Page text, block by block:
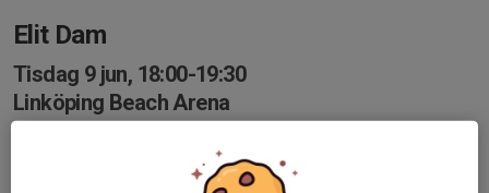
Elit Dam
Tisdag 9 jun, 18:00-19:30
Linköping Beach Arena